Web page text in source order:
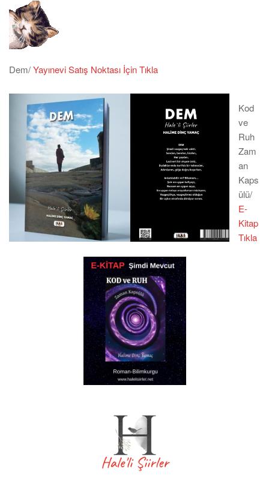
Dem/Yayınevi Satış Noktası İçin Tıkla
Kod
ve
Ruh
Zam
an
Kaps
ülü/
E-
Kitap
Tıkla